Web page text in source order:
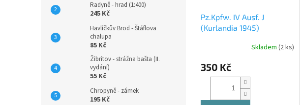
Radyně - hrad (1:400)
245 Kč
Havlíčkův Brod - Štáflova
chalupa
85 Kč
Žibritov - strážna bašta (II.
vydání)
55 Kč
Chropyně - zámek
195 Kč
Pz.Kpfw. IV Ausf. J
(Kurlandia 1945)
Skladem (2 ks)
350 Kč